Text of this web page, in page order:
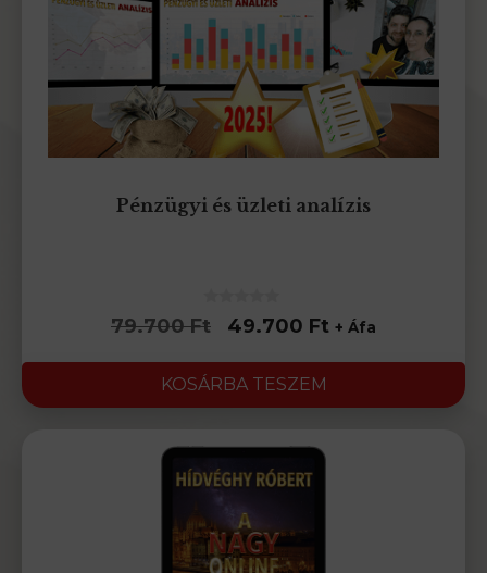
Pénzügyi és üzleti analízis
0
az
ből
79.700Ft
Original
was:
79.700 Ft.
49.700 FtCurrent
49.700 Ft.
+ Áfa
KOSÁRBA TESZEM